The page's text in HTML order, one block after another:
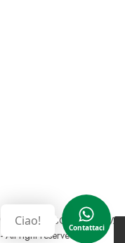
UNIPERSONALE - P.IVA
right reserved
Contattaci
Ciao!